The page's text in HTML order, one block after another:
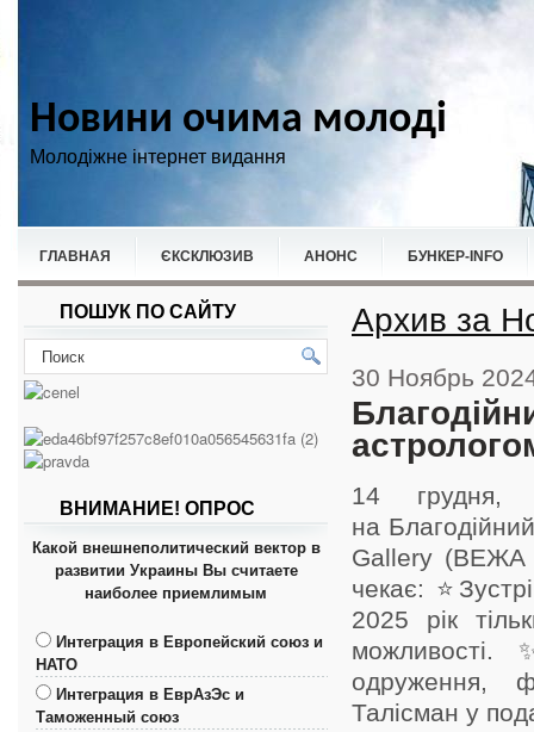
Новини очима молоді
Молодіжне інтернет видання
ГЛАВНАЯ ЄКСКЛЮЗИВ АНОНС БУНКЕР-ІNFO
НОВИНИ СПОРТ
ПОШУК ПО САЙТУ
ВНИМАНИЕ! ОПРОС
Какой внешнеполитический вектор в
развитии Украины Вы считаете
наиболее приемлимым
Интеграция в Европейский союз и
НАТО
Интеграция в ЕврАзЭс и
Таможенный союз
Архив за
30 Ноябрь
14 грудня,
на
Gallery (ВЕЖА
чекає:
2025 рік
одруження,
Талісман у